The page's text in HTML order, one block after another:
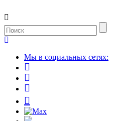
Мы в социальных сетях: